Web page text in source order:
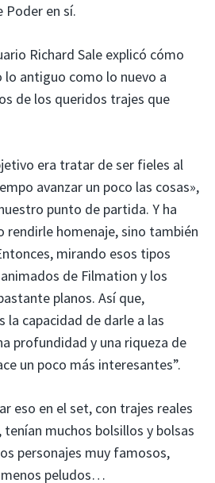
Poder en sí.
Richard Sale explicó cómo
antiguo como lo nuevo a
de los queridos trajes que
era tratar de ser fieles al
avanzar un poco las cosas»,
punto de partida. Y ha
homenaje, sino también
mirando esos tipos
de Filmation y los
planos. Así que,
la capacidad de darle a las
profundidad y una riqueza de
un poco más interesantes”.
eso en el set, con trajes reales
muchos bolsillos y bolsas
personajes muy famosos,
peludos…